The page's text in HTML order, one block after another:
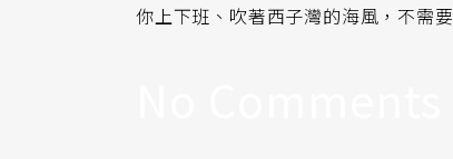
你上下班、吹著西子灣的海風，不需